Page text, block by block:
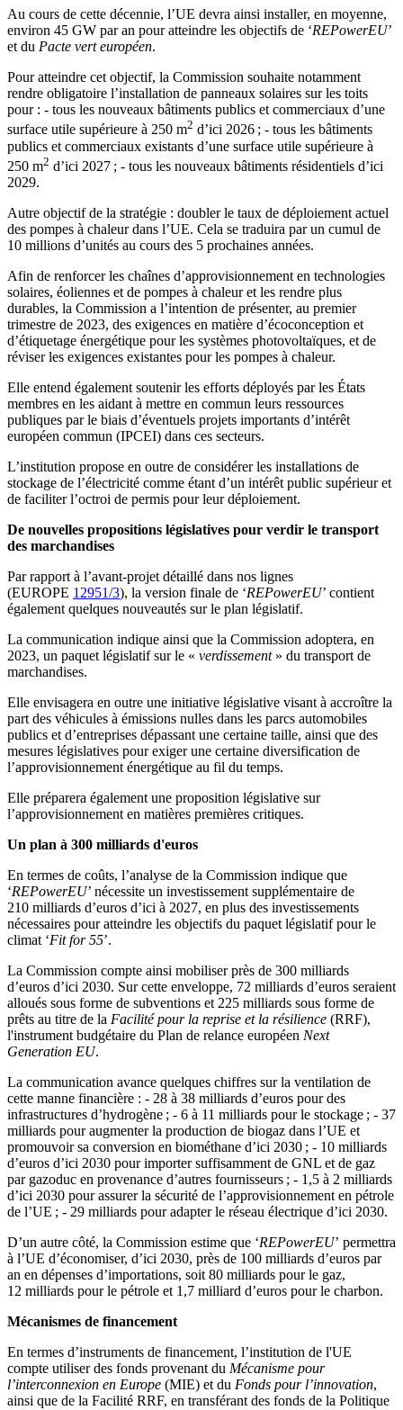
Au cours de cette décennie, l’UE devra ainsi installer, en moyenne,
environ 45 GW par an pour atteindre les objectifs de ‘REPowerEU’
et du Pacte vert européen.
Pour atteindre cet objectif, la Commission souhaite notamment
rendre obligatoire l’installation de panneaux solaires sur les toits
pour : - tous les nouveaux bâtiments publics et commerciaux d’une
surface utile supérieure à 250 m2 d’ici 2026 ; - tous les bâtiments
publics et commerciaux existants d’une surface utile supérieure à
250 m2 d’ici 2027 ; - tous les nouveaux bâtiments résidentiels d’ici
2029.
Autre objectif de la stratégie : doubler le taux de déploiement actuel
des pompes à chaleur dans l’UE. Cela se traduira par un cumul de
10 millions d’unités au cours des 5 prochaines années.
Afin de renforcer les chaînes d’approvisionnement en technologies
solaires, éoliennes et de pompes à chaleur et les rendre plus
durables, la Commission a l’intention de présenter, au premier
trimestre de 2023, des exigences en matière d’écoconception et
d’étiquetage énergétique pour les systèmes photovoltaïques, et de
réviser les exigences existantes pour les pompes à chaleur.
Elle entend également soutenir les efforts déployés par les États
membres en les aidant à mettre en commun leurs ressources
publiques par le biais d’éventuels projets importants d’intérêt
européen commun (IPCEI) dans ces secteurs.
L’institution propose en outre de considérer les installations de
stockage de l’électricité comme étant d’un intérêt public supérieur et
de faciliter l’octroi de permis pour leur déploiement.
De nouvelles propositions législatives pour verdir le transport
des marchandises
Par rapport à l’avant-projet détaillé dans nos lignes
(EUROPE 12951/3), la version finale de ‘REPowerEU’ contient
également quelques nouveautés sur le plan législatif.
La communication indique ainsi que la Commission adoptera, en
2023, un paquet législatif sur le « verdissement» du transport de
marchandises.
Elle envisagera en outre une initiative législative visant à accroître la
part des véhicules à émissions nulles dans les parcs automobiles
publics et d’entreprises dépassant une certaine taille, ainsi que des
mesures législatives pour exiger une certaine diversification de
l’approvisionnement énergétique au fil du temps.
Elle préparera également une proposition législative sur
l’approvisionnement en matières premières critiques.
Un plan à 300 milliards d'euros
En termes de coûts, l’analyse de la Commission indique que
‘REPowerEU’ nécessite un investissement supplémentaire de
210 milliards d’euros d’ici à 2027, en plus des investissements
nécessaires pour atteindre les objectifs du paquet législatif pour le
climat ‘Fit for 55’.
La Commission compte ainsi mobiliser près de 300 milliards
d’euros d’ici 2030. Sur cette enveloppe, 72 milliards d’euros seraient
alloués sous forme de subventions et 225 milliards sous forme de
prêts au titre de la Facilité pour la reprise et la résilience (RRF),
l'instrument budgétaire du Plan de relance européen Next
Generation EU.
La communication avance quelques chiffres sur la ventilation de
cette manne financière : - 28 à 38 milliards d’euros pour des
infrastructures d’hydrogène ; - 6 à 11 milliards pour le stockage ; - 37
milliards pour augmenter la production de biogaz dans l’UE et
promouvoir sa conversion en biométhane d’ici 2030 ; - 10 milliards
d’euros d’ici 2030 pour importer suffisamment de GNL et de gaz
par gazoduc en provenance d’autres fournisseurs ; - 1,5 à 2 milliards
d’ici 2030 pour assurer la sécurité de l’approvisionnement en pétrole
de l’UE ; - 29 milliards pour adapter le réseau électrique d’ici 2030.
D’un autre côté, la Commission estime que ‘REPowerEU’ permettra
à l’UE d’économiser, d’ici 2030, près de 100 milliards d’euros par
an en dépenses d’importations, soit 80 milliards pour le gaz,
12 milliards pour le pétrole et 1,7 milliard d’euros pour le charbon.
Mécanismes de financement
En termes d’instruments de financement, l’institution de l'UE
compte utiliser des fonds provenant du Mécanisme pour
l’interconnexion en Europe (MIE) et du Fonds pour l’innovation,
ainsi que de la Facilité RRF, en transférant des fonds de la Politique